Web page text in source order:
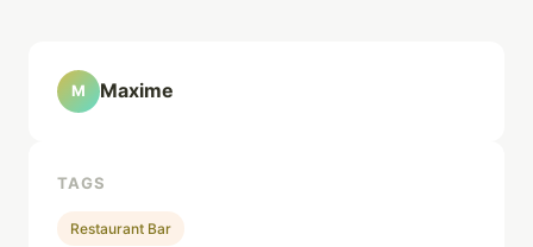
M Maxime
TAGS
Restaurant Bar